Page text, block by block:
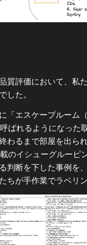
質評価において、私
した。
「エスケープルーム
ばれるようになった
わるまで部屋を出ら
のイシューグルーピ
判断を下した事例を
ちが手作業でラベリ